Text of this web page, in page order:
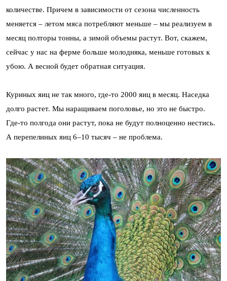
количестве. Причем в зависимости от сезона численность
меняется – летом мяса потребляют меньше – мы реализуем в
месяц полторы тонны, а зимой объемы растут. Вот, скажем,
сейчас у нас на ферме больше молодняка, меньше готовых к
убою. А весной будет обратная ситуация.
Куриных яиц не так много, где-то 2000 яиц в месяц. Наседка
долго растет. Мы наращиваем поголовье, но это не быстро.
Где-то полгода они растут, пока не будут полноценно нестись.
А перепелиных яиц 6–10 тысяч – не проблема.